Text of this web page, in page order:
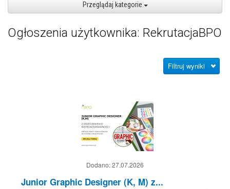
Przeglądaj kategorie
Ogłoszenia użytkownika: RekrutacjaBPO
Filtruj wyniki
Dodano:27.07.2026
Junior Graphic Designer (K, M) z...